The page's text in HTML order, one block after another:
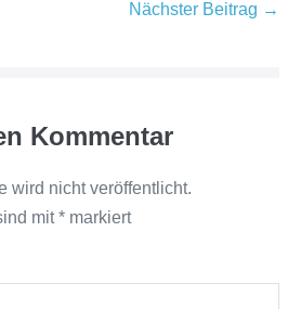
Nächster Beitrag →
Kommentar
wird nicht veröffentlicht.
mit* markiert